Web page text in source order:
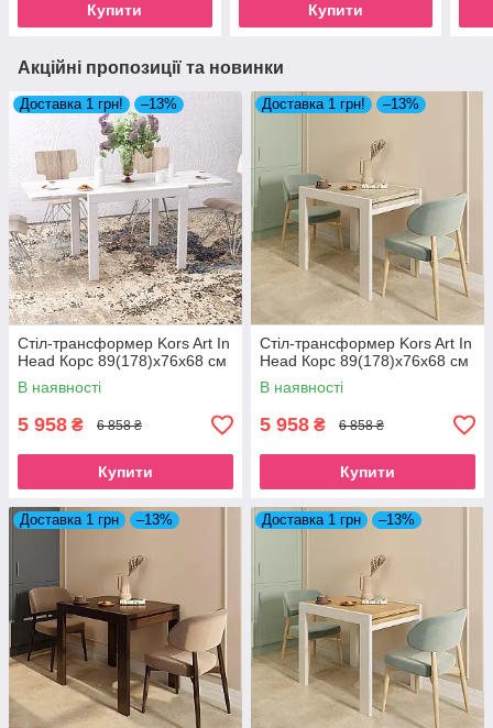
Купити Купити
Акційні пропозиції та новинки
Доставка 1 грн! –13%
Стіл-трансформер Kors Art In
Head Корс 89(178)x76x68 см
В наявності
5 958 ₴ 6 858 ₴
Купити
Доставка 1 грн! –13%
Стіл-трансформер Kors Art In
Head Корс 89(178)x76x68 см
В наявності
5 958 ₴ 6 858 ₴
Купити
Доставка 1 грн –13% Доставка 1 грн –13%